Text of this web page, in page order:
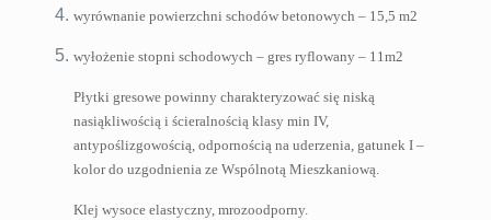
wyrównanie powierzchni schodów betonowych – 15,5 m2
wyłożenie stopni schodowych – gres ryflowany – 11m2
Płytki gresowe powinny charakteryzować się niską
nasiąkliwością i ścieralnością klasy min IV,
antypoślizgowością, odpornością na uderzenia, gatunek I –
kolor do uzgodnienia ze Wspólnotą Mieszkaniową.
Klej wysoce elastyczny, mrozoodporny.